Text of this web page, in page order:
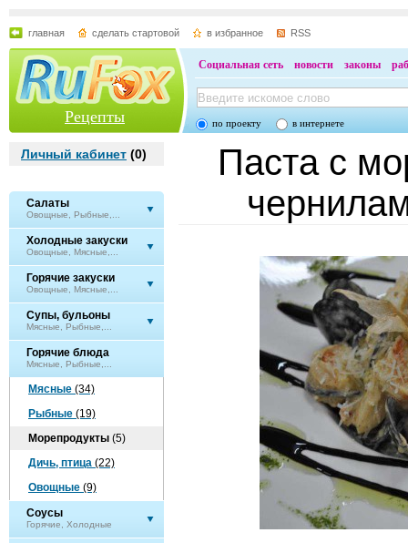
главная сделать стартовой в избранное RSS
Рецепты
Социальная сеть новости законы
по проекту в интернете
Личный кабинет (0)
Салаты
Овощные, Рыбные,...
Холодные закуски
Овощные, Мясные,...
Горячие закуски
Овощные, Мясные,...
Супы, бульоны
Мясные, Рыбные,...
Горячие блюда
Мясные, Рыбные,...
Мясные (34)
Рыбные (19)
Морепродукты (5)
Дичь, птица (22)
Овощные (9)
Соусы
Горячие, Холодные
Паста с